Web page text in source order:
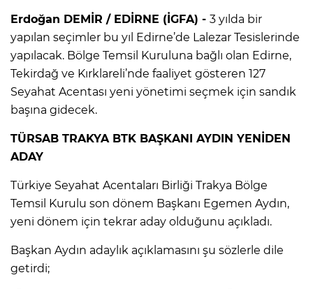
Erdoğan DEMİR / EDİRNE (İGFA) - 3 yılda bir
yapılan seçimler bu yıl Edirne’de Lalezar Tesislerinde
yapılacak. Bölge Temsil Kuruluna bağlı olan Edirne,
Tekirdağ ve Kırklareli’nde faaliyet gösteren 127
Seyahat Acentası yeni yönetimi seçmek için sandık
başına gidecek.
TÜRSAB TRAKYA BTK BAŞKANI AYDIN YENİDEN
ADAY
Türkiye Seyahat Acentaları Birliği Trakya Bölge
Temsil Kurulu son dönem Başkanı Egemen Aydın,
yeni dönem için tekrar aday olduğunu açıkladı.
Başkan Aydın adaylık açıklamasını şu sözlerle dile
getirdi;